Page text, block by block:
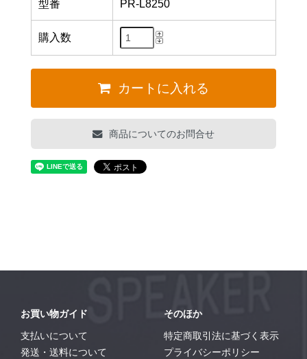
型番 PR-L8250
購入数
カートに入れる
商品についてのお問合せ
お買い物ガイド
支払いについて
発送・送料について
そのほか
特定商取引法に基づく表示
プライバシーポリシー